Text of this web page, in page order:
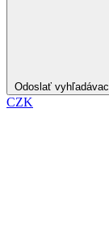
Odoslať
CZK